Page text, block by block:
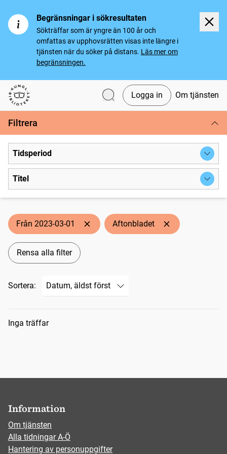
Begränsningar i sökresultaten
Sökträffar som är yngre än 100 år och
omfattas av upphovsrätten visas inte längre i
tjänsten när du söker på distans. Läs mer om
begränsningen.
Svenska tidningar
Logga in Om tjänsten
Filtrera
Tidsperiod
Titel
Från 2023-03-01 Aftonbladet
Rensa alla filter
Sortera:
Sökresultat
Inga träffar
Information
Om tjänsten
Alla tidningar A-Ö
Hantering av personuppgifter